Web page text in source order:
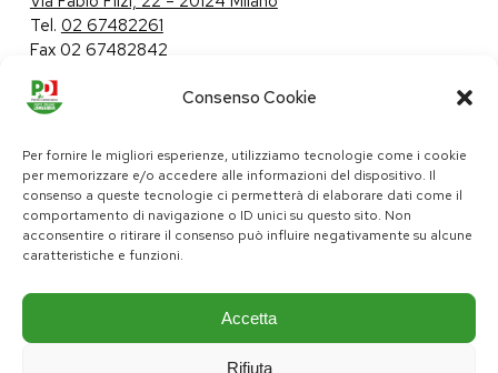
Consenso Cookie
Per fornire le migliori esperienze, utilizziamo tecnologie come i cookie
per memorizzare e/o accedere alle informazioni del dispositivo. Il
consenso a queste tecnologie ci permetterà di elaborare dati come il
comportamento di navigazione o ID unici su questo sito. Non
acconsentire o ritirare il consenso può influire negativamente su alcune
caratteristiche e funzioni.
Accetta
Rifiuta
Tel. 02 67482261
Fax 02 67482842
Tutela dei dati personali|Politica sui cookie
pd@consiglio.regione.lombardia.it
ufficiostampa.pd@consiglio.regione.lombardia.it
Pagine Facebook Gruppo Consiliare PD LombardiaPagina Messenger Gruppo Consiliare PD LombardiaPagina Instagram Gruppo PD LombardiaPagina Youtube Gruppo PD Lombardia